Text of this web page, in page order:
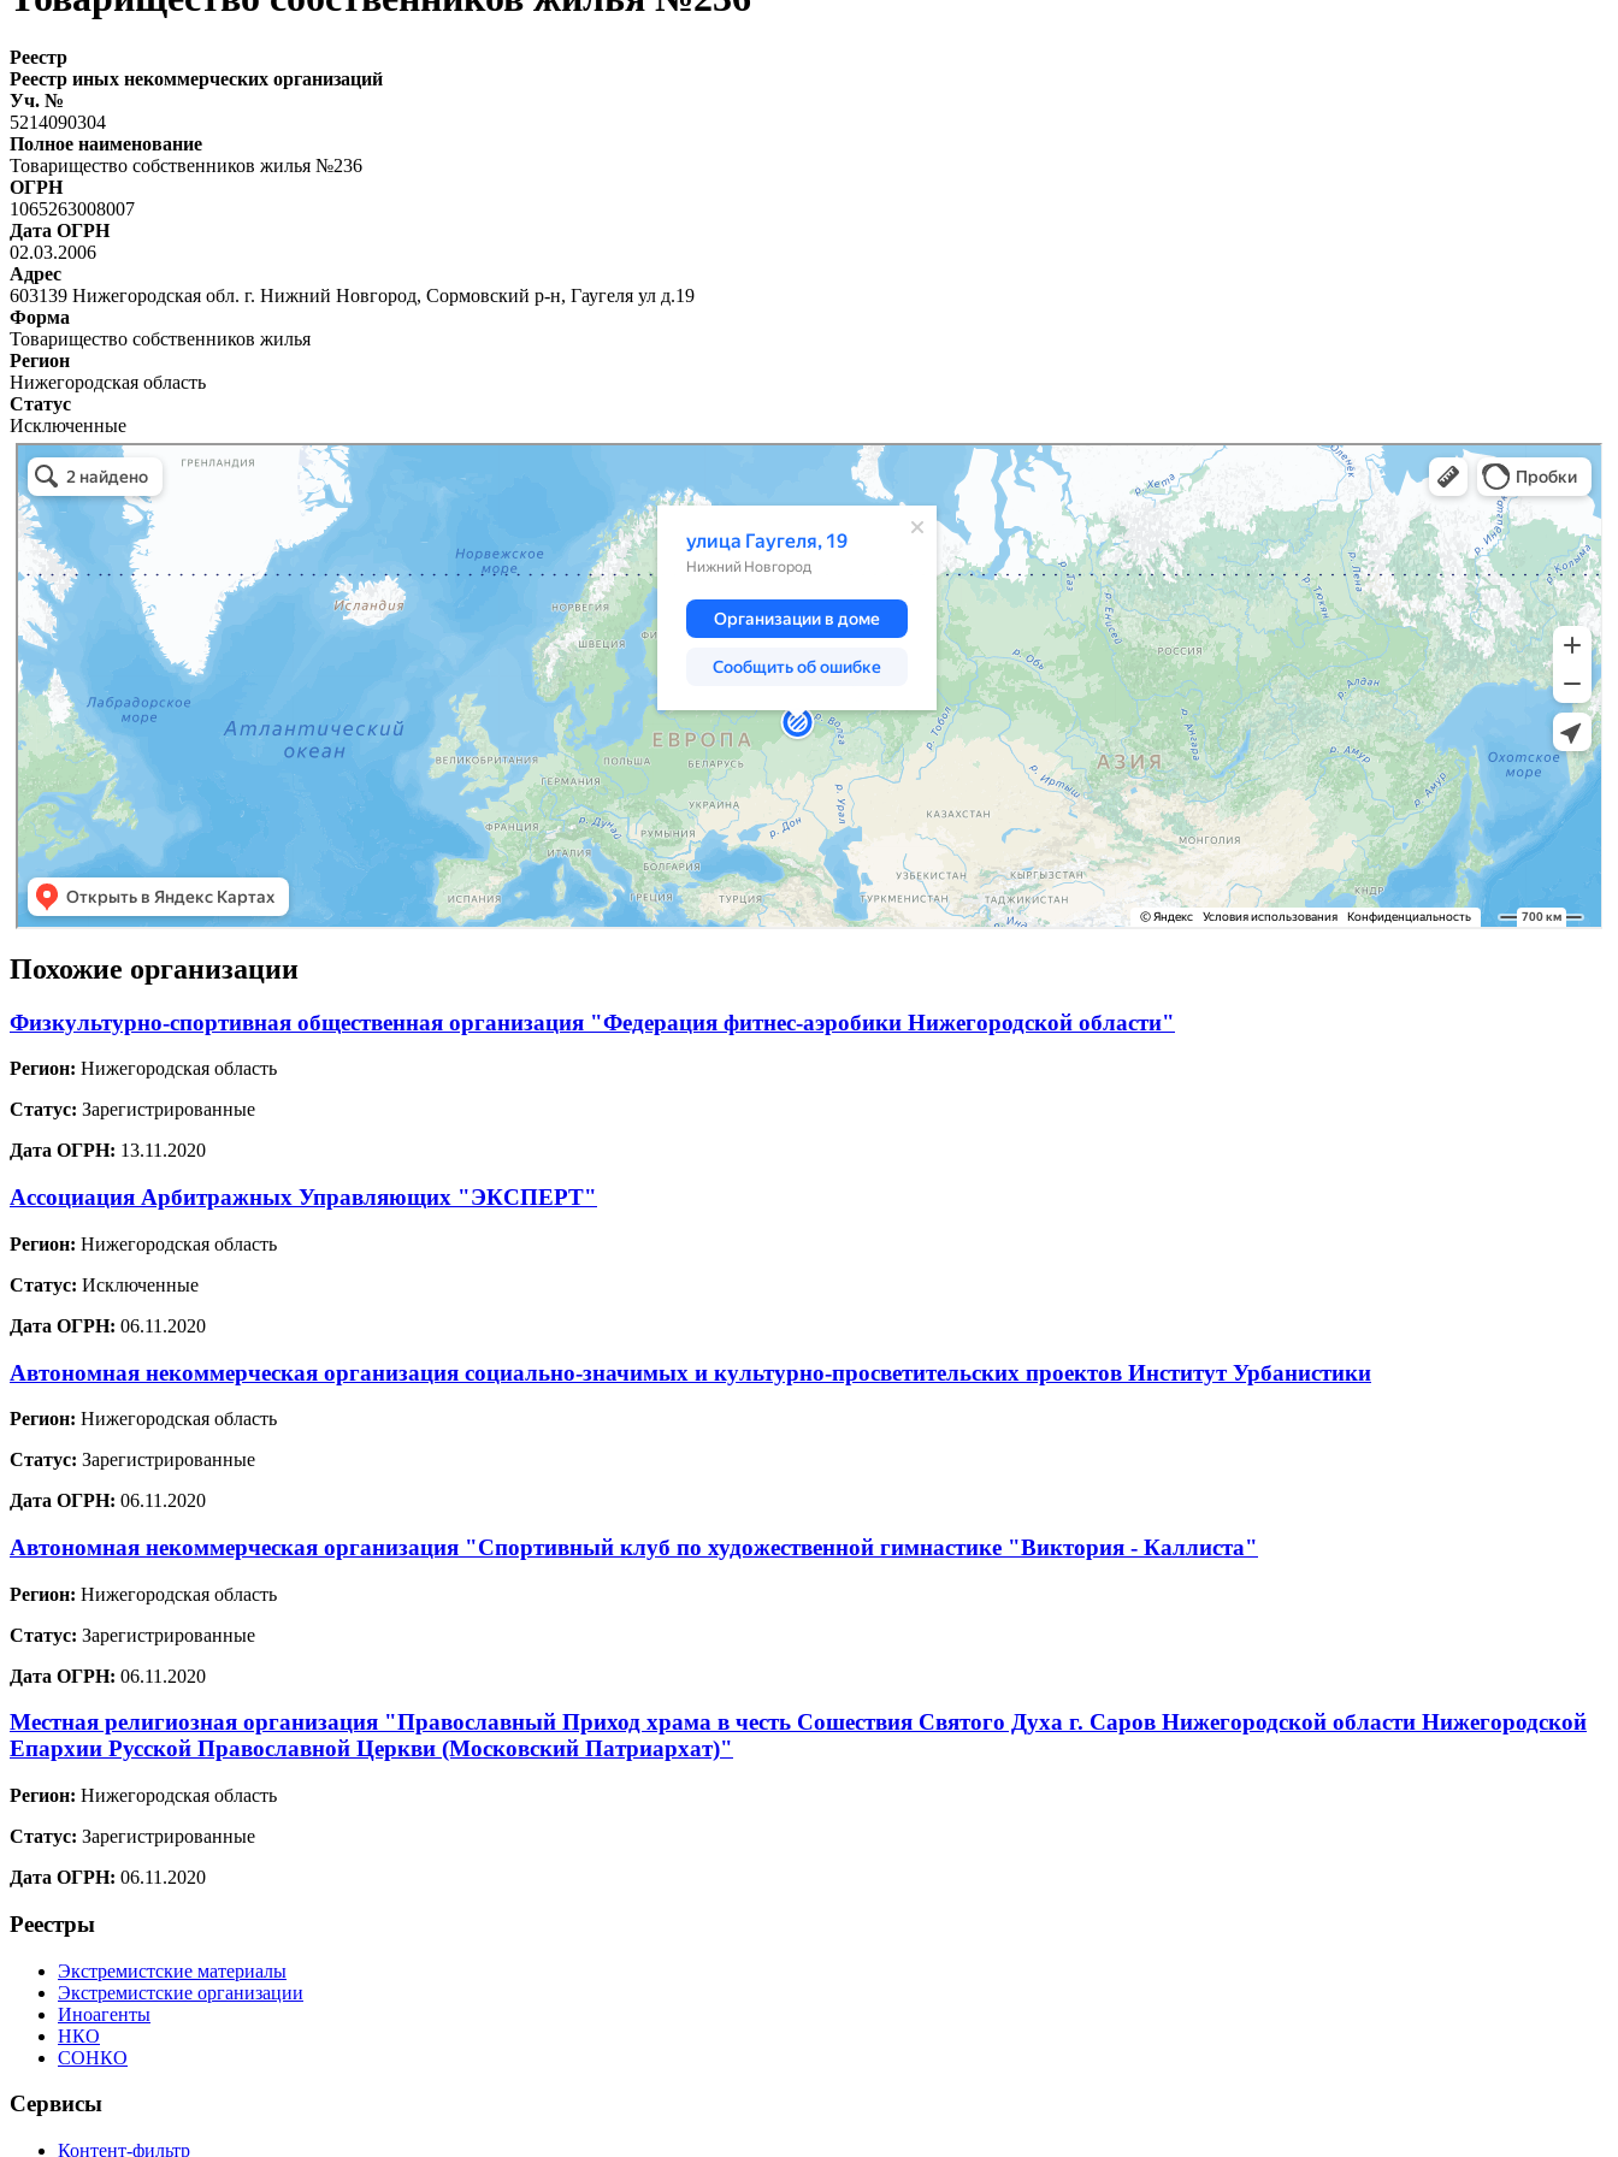
Реестр
Реестр иных некоммерческих организаций
Уч. №
5214090304
Полное наименование
Товарищество собственников жилья №236
ОГРН
1065263008007
Дата ОГРН
02.03.2006
Адрес
603139 Нижегородская обл. г. Нижний Новгород, Сормовский р-н, Гаугеля ул д.19
Форма
Товарищество собственников жилья
Регион
Нижегородская область
Статус
Исключенные
Похожие организации
Физкультурно-спортивная общественная организация "Федерация фитнес-аэробики Нижегородской области"
Регион: Нижегородская область
Статус: Зарегистрированные
Дата ОГРН: 13.11.2020
Ассоциация Арбитражных Управляющих "ЭКСПЕРТ"
Регион: Нижегородская область
Статус: Исключенные
Дата ОГРН: 06.11.2020
Автономная некоммерческая организация социально-значимых и культурно-просветительских проектов Институт Урбанистики
Регион: Нижегородская область
Статус: Зарегистрированные
Дата ОГРН: 06.11.2020
Автономная некоммерческая организация "Спортивный клуб по художественной гимнастике "Виктория - Каллиста"
Регион: Нижегородская область
Статус: Зарегистрированные
Дата ОГРН: 06.11.2020
Местная религиозная организация "Православный Приход храма в честь Сошествия Святого Духа г. Саров Нижегородской области Нижегородской
Епархии Русской Православной Церкви (Московский Патриархат)"
Регион: Нижегородская область
Статус: Зарегистрированные
Дата ОГРН: 06.11.2020
Реестры
Экстремистские материалы
Экстремистские организации
Иноагенты
НКО
СОНКО
Сервисы
Контент-фильтр